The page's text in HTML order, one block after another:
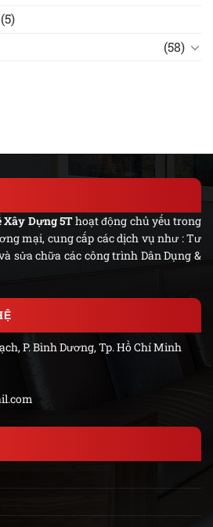
(5)
(58)
Xây Dựng 5Thoạt động chủ yếu trong
mại, cung cấp các dịch vụ như : Tư
sửa chữa các công trình Dân Dụng &
P. Bình Dương, Tp. Hồ Chí Minh